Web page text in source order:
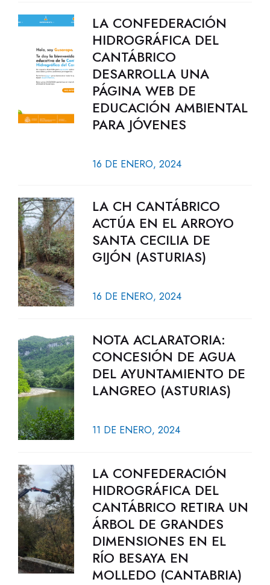
LA CONFEDERACIÓN
HIDROGRÁFICA DEL
CANTÁBRICO
DESARROLLA UNA
PÁGINA WEB DE
EDUCACIÓN AMBIENTAL
PARA JÓVENES
16 DE ENERO, 2024
LA CH CANTÁBRICO
ACTÚA EN EL ARROYO
SANTA CECILIA DE
GIJÓN (ASTURIAS)
16 DE ENERO, 2024
NOTA ACLARATORIA:
CONCESIÓN DE AGUA
DEL AYUNTAMIENTO DE
LANGREO (ASTURIAS)
11 DE ENERO, 2024
LA CONFEDERACIÓN
HIDROGRÁFICA DEL
CANTÁBRICO RETIRA UN
ÁRBOL DE GRANDES
DIMENSIONES EN EL
RÍO BESAYA EN
MOLLEDO (CANTABRIA)